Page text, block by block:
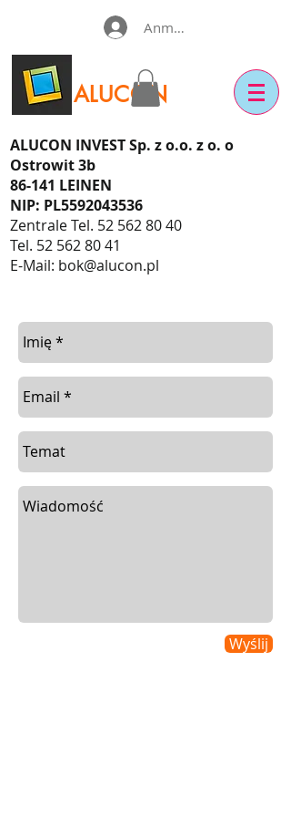
Anmelden
ALUCON
ALUCON INVEST Sp. z o.o. z o. o
Ostrowit 3b
86-141 LEINEN
NIP: PL5592043536
Zentrale Tel. 52 562 80 40
Tel. 52 562 80 41
E-Mail: bok@alucon.pl
Wyślij